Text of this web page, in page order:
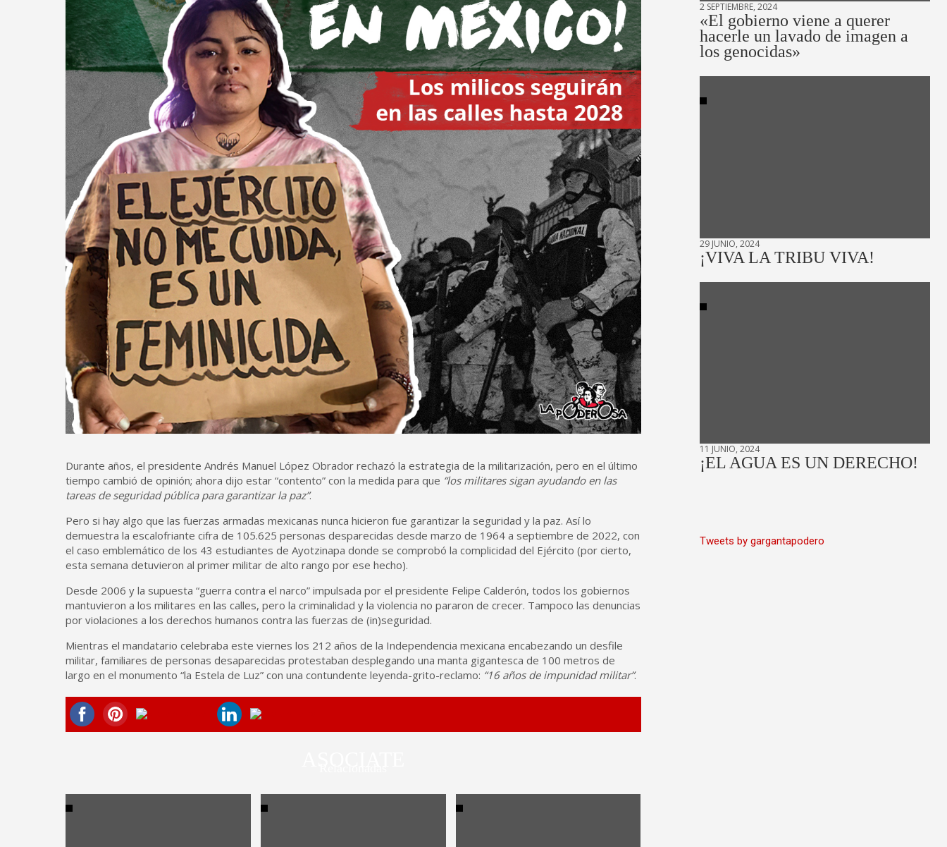
Durante años, el presidente Andrés Manuel López Obrador rechazó la estrategia de la militarización, pero en el último
tiempo cambió de opinión; ahora dijo estar “contento” con la medida para que “los militares sigan ayudando en las
tareas de seguridad pública para garantizar la paz”.
Pero si hay algo que las fuerzas armadas mexicanas nunca hicieron fue garantizar la seguridad y la paz. Así lo
demuestra la escalofriante cifra de 105.625 personas desparecidas desde marzo de 1964 a septiembre de 2022, con
el caso emblemático de los 43 estudiantes de Ayotzinapa donde se comprobó la complicidad del Ejército (por cierto,
esta semana detuvieron al primer militar de alto rango por ese hecho).
Desde 2006 y la supuesta “guerra contra el narco” impulsada por el presidente Felipe Calderón, todos los gobiernos
mantuvieron a los militares en las calles, pero la criminalidad y la violencia no pararon de crecer. Tampoco las denuncias
por violaciones a los derechos humanos contra las fuerzas de (in)seguridad.
Mientras el mandatario celebraba este viernes los 212 años de la Independencia mexicana encabezando un desfile
militar, familiares de personas desaparecidas protestaban desplegando una manta gigantesca de 100 metros de
largo en el monumento “la Estela de Luz” con una contundente leyenda-grito-reclamo: “16 años de impunidad militar”.
2 SEPTIEMBRE, 2024
«El gobierno viene a querer
hacerle un lavado de imagen a
los genocidas»
29 JUNIO, 2024
¡VIVA LA TRIBU VIVA!
11 JUNIO, 2024
¡EL AGUA ES UN DERECHO!
Tweets by gargantapodero